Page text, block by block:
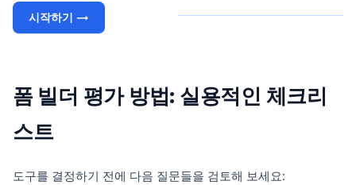
시작하기 →
폼 빌더 평가 방법: 실용적인 체크리
스트
도구를 결정하기 전에 다음 질문들을 검토해 보세요: